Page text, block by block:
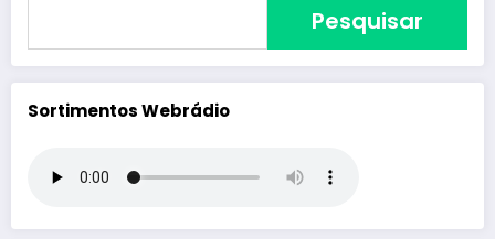
Pesquisar
Sortimentos Webrádio